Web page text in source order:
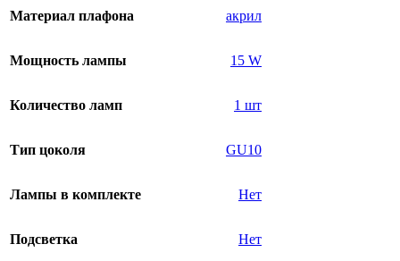
Материал плафона акрил
Мощность лампы 15 W
Количество ламп 1 шт
Тип цоколя GU10
Лампы в комплекте Нет
Подсветка Нет